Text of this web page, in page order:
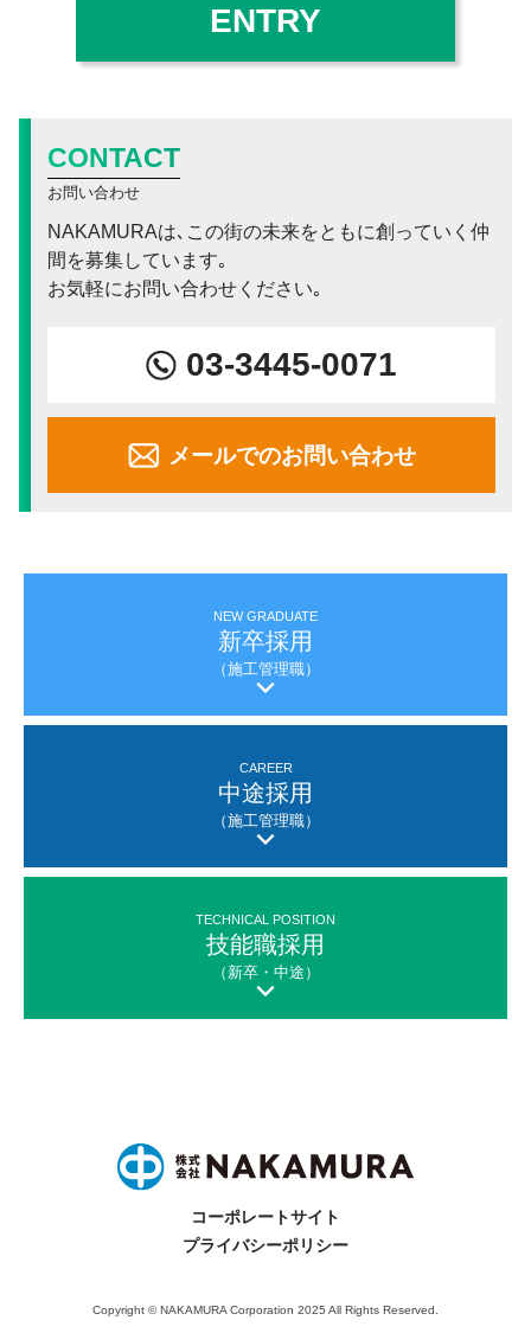
ENTRY
CONTACT
お問い合わせ
NAKAMURAは､この街の未来をともに創っていく仲
間を募集しています｡
お気軽にお問い合わせください｡
03-3445-0071
メールでのお問い合わせ
NEW GRADUATE
新卒採用
（施工管理職）
CAREER
中途採用
（施工管理職）
TECHNICAL POSITION
技能職採用
（新卒・中途）
コーポレートサイト
プライバシーポリシー
Copyright © NAKAMURA Corporation 2025 All Rights Reserved.